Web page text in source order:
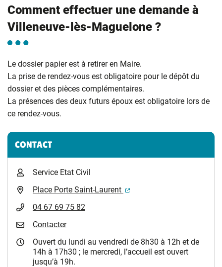
Comment effectuer une demande à
Villeneuve-lès-Maguelone ?
Le dossier papier est à retirer en Maire.
La prise de rendez-vous est obligatoire pour le dépôt du
dossier et des pièces complémentaires.
La présences des deux futurs époux est obligatoire lors de
ce rendez-vous.
Informations complémentaires
CONTACT
Service Etat Civil
Place Porte Saint-Laurent
(ouverture dans un
04 67 69 75 82
Contacter
Ouvert du lundi au vendredi de 8h30 à 12h et de
14h à 17h30 ; le mercredi, l’accueil est ouvert
jusqu’à 19h.